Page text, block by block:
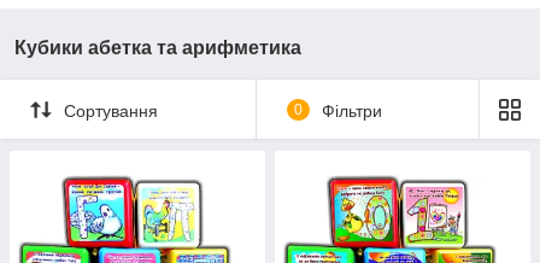
Кубики абетка та арифметика
Сортування 0 Фільтри